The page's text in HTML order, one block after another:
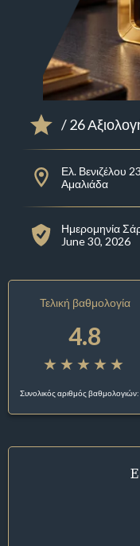
/ 26
Ελ. Βενιζέλου 23
Αμαλιάδα
Ημερομηνία
June 30, 2026
Τελική βαθμολογία
4.8
Συνολικός αριθμός